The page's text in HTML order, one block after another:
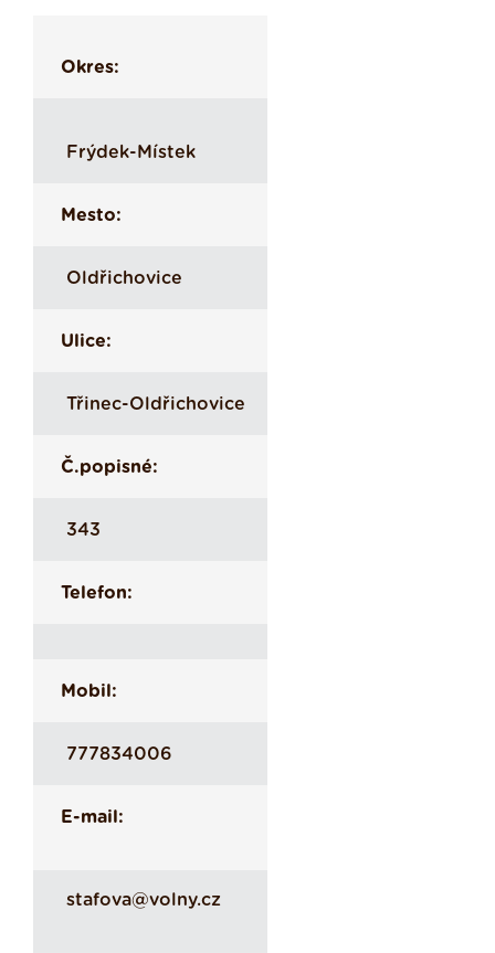
Okres:
Frýdek-Místek
Mesto:
Oldřichovice
Ulice:
Třinec-Oldřichovice
Č.popisné:
343
Telefon:
Mobil:
777834006
E-mail:
stafova@volny.cz